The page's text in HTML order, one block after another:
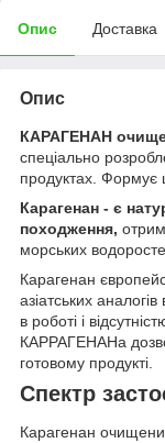
Опис Доставка
Опис
КАРАГЕНАН
спеціально
продуктах. Формує
Карагенан - є
походження,
морських
Карагенан
азіатських
в роботі і
КАРРАГЕНАНа
готовому продукті.
Спектр
Карагенан